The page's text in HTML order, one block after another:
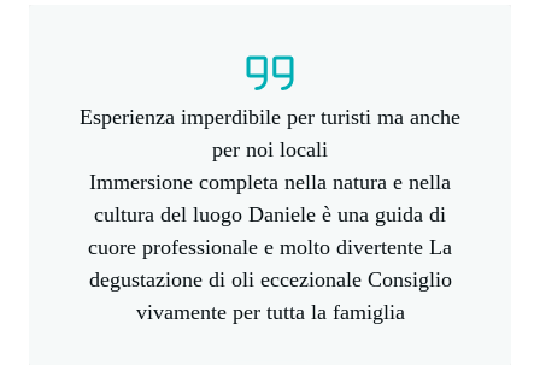
Esperienza imperdibile per turisti ma anche
per noi locali
Immersione completa nella natura e nella
cultura del luogo Daniele è una guida di
cuore professionale e molto divertente La
degustazione di oli eccezionale Consiglio
vivamente per tutta la famiglia